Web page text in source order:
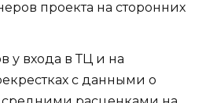
проекта на сторонних
у входа в ТЦ и на
с данными о